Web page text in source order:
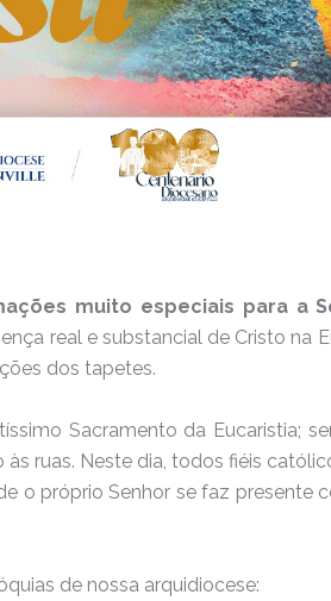
muito especiais para a
real e substancial de Cristo na
dos tapetes.
Sacramento da Eucaristia;
ruas. Neste dia, todos fiéis
o próprio Senhor se faz presente
de nossa arquidiocese: